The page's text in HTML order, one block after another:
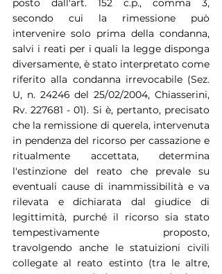
posto dall'art. 152 c.p., comma 3,
secondo cui la rimessione può
intervenire solo prima della condanna,
salvi i reati per i quali la legge disponga
diversamente, è stato interpretato come
riferito alla condanna irrevocabile (Sez.
U, n. 24246 del 25/02/2004, Chiasserini,
Rv. 227681 - 01). Si è, pertanto, precisato
che la remissione di querela, intervenuta
in pendenza del ricorso per cassazione e
ritualmente accettata, determina
l'estinzione del reato che prevale su
eventuali cause di inammissibilità e va
rilevata e dichiarata dal giudice di
legittimità, purché il ricorso sia stato
tempestivamente proposto,
travolgendo anche le statuizioni civili
collegate al reato estinto (tra le altre,